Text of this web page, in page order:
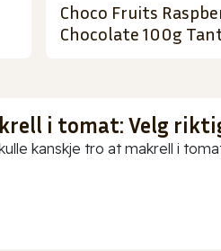
Choco Fruits
Chocolate 100g
i tomat: Velg
kanskje tro at makrell i